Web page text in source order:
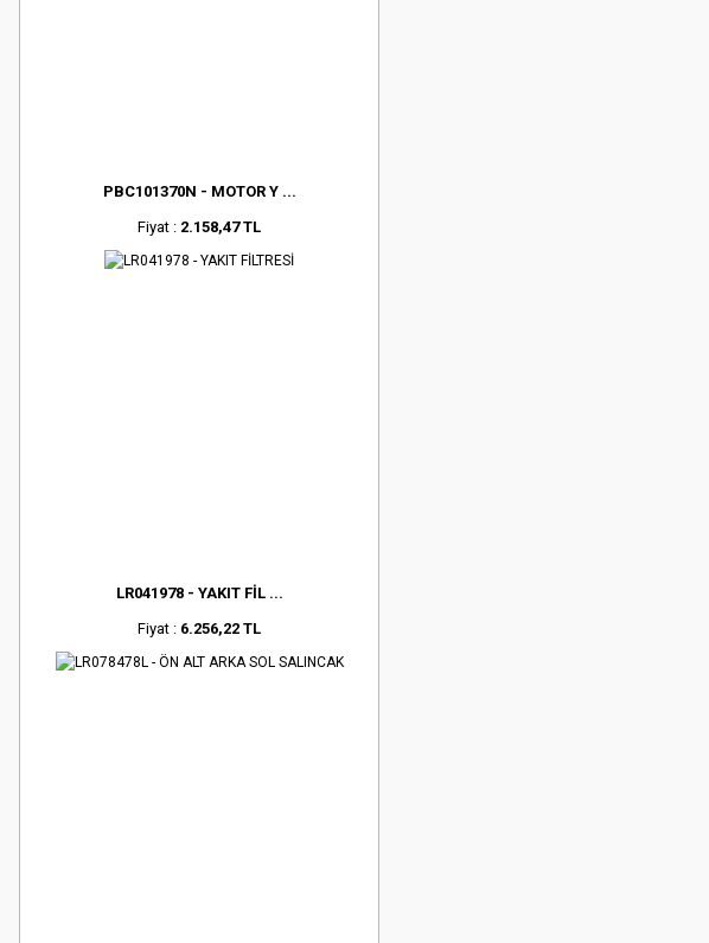
PBC101370N - MOTOR Y ...
Fiyat : 2.158,47 TL
LR041978 - YAKIT FİL ...
Fiyat : 6.256,22 TL